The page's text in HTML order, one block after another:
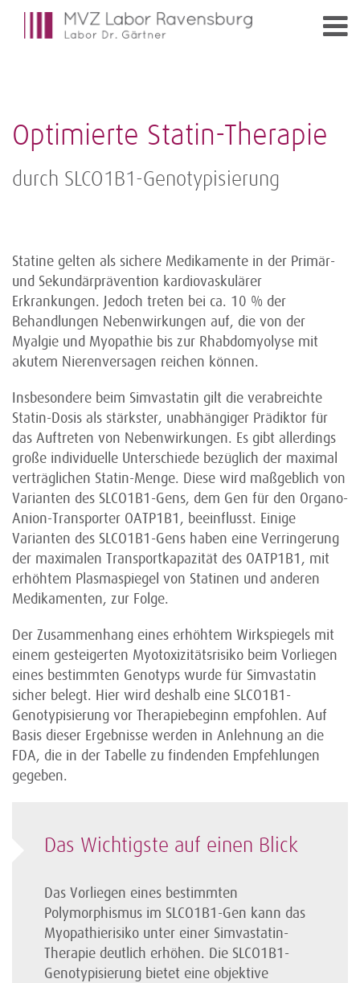
Optimierte Statin-Therapie
durch SLCO1B1-Genotypisierung
Statine gelten als sichere Medikamente in der Primär-
und Sekundärprävention kardiovaskulärer
Erkrankungen. Jedoch treten bei ca. 10 % der
Behandlungen Nebenwirkungen auf, die von der
Myalgie und Myopathie bis zur Rhabdomyolyse mit
akutem Nierenversagen reichen können.
Insbesondere beim Simvastatin gilt die verabreichte
Statin-Dosis als stärkster, unabhängiger Prädiktor für
das Auftreten von Nebenwirkungen. Es gibt allerdings
große individuelle Unterschiede bezüglich der maximal
verträglichen Statin-Menge. Diese wird maßgeblich von
Varianten des SLCO1B1-Gens, dem Gen für den Organo-
Anion-Transporter OATP1B1, beeinflusst. Einige
Varianten des SLCO1B1-Gens haben eine Verringerung
der maximalen Transportkapazität des OATP1B1, mit
erhöhtem Plasmaspiegel von Statinen und anderen
Medikamenten, zur Folge.
Der Zusammenhang eines erhöhtem Wirkspiegels mit
einem gesteigerten Myotoxizitätsrisiko beim Vorliegen
eines bestimmten Genotyps wurde für Simvastatin
sicher belegt. Hier wird deshalb eine SLCO1B1-
Genotypisierung vor Therapiebeginn empfohlen. Auf
Basis dieser Ergebnisse werden in Anlehnung an die
FDA, die in der Tabelle zu findenden Empfehlungen
gegeben.
Das Wichtigste auf einen Blick
Das Vorliegen eines bestimmten
Polymorphismus im SLCO1B1-Gen kann das
Myopathierisiko unter einer Simvastatin-
Therapie deutlich erhöhen. Die SLCO1B1-
Genotypisierung bietet eine objektive